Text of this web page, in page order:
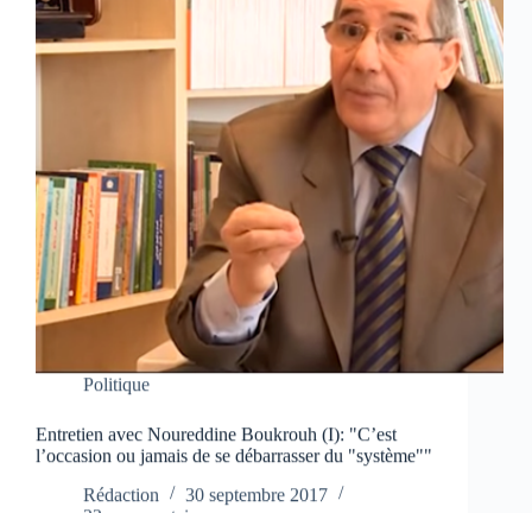
Politique
Entretien avec Noureddine Boukrouh (I): "C’est
l’occasion ou jamais de se débarrasser du "système""
Rédaction
30 septembre 2017